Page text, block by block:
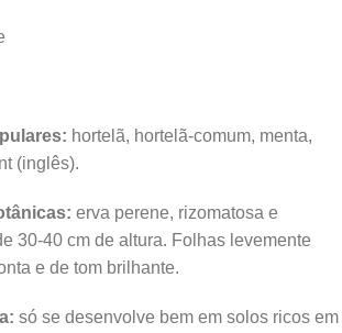
hortelã, hortelã-comum, menta,
(inglês).
erva perene, rizomatosa e
30-40 cm de altura. Folhas levemente
e de tom brilhante.
só se desenvolve bem em solos ricos em